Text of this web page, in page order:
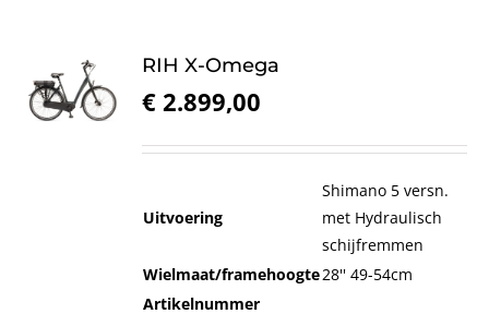
RIH X-Omega
€ 2.899,00
Uitvoering
Shimano 5 versn.
met Hydraulisch
schijfremmen
Wielmaat/framehoogte28'' 49-54cm
Artikelnummer